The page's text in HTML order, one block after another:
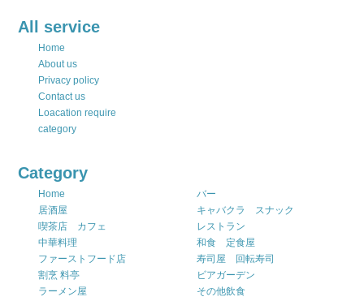
All service
Home
About us
Privacy policy
Contact us
Loacation require
category
Category
Home
バー
居酒屋
キャバクラ スナック
喫茶店 カフェ
レストラン
中華料理
和食 定食屋
ファーストフード店
寿司屋 回転寿司
割烹 料亭
ビアガーデン
ラーメン屋
その他飲食